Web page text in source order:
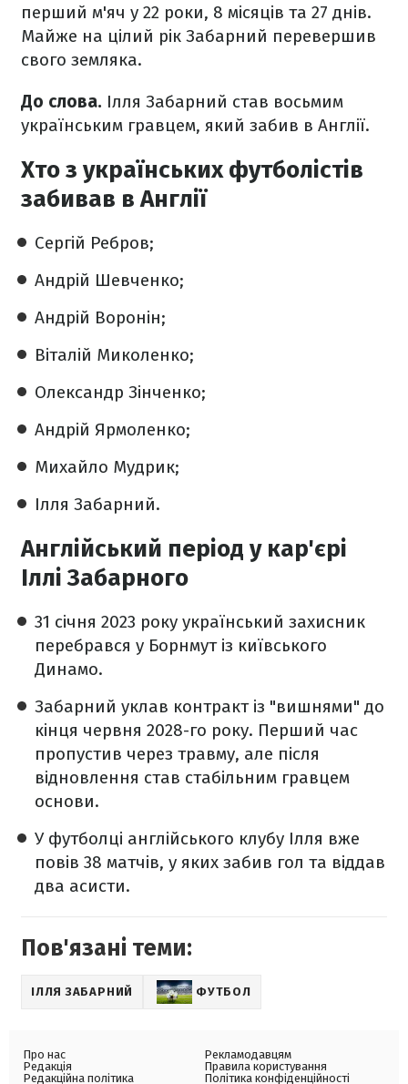
перший м'яч у 22 роки, 8 місяців та 27 днів.
Майже на цілий рік Забарний перевершив
свого земляка.
До слова. Ілля Забарний став восьмим
українським гравцем, який забив в Англії.
Хто з українських футболістів
забивав в Англії
Сергій Ребров;
Андрій Шевченко;
Андрій Воронін;
Віталій Миколенко;
Олександр Зінченко;
Андрій Ярмоленко;
Михайло Мудрик;
Ілля Забарний.
Англійський період у кар'єрі
Іллі Забарного
31 січня 2023 року український захисник
перебрався у Борнмут із київського
Динамо.
Забарний уклав контракт із "вишнями" до
кінця червня 2028-го року. Перший час
пропустив через травму, але після
відновлення став стабільним гравцем
основи.
У футболці англійського клубу Ілля вже
повів 38 матчів, у яких забив гол та віддав
два асисти.
Пов'язані теми:
ІЛЛЯ ЗАБАРНИЙ ФУТБОЛ
Про нас
Редакція
Редакційна політика
Рекламодавцям
Правила користування
Політика конфіденційності